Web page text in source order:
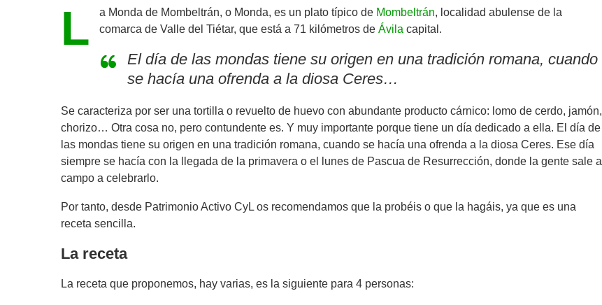
L a Monda de Mombeltrán, o Monda, es un plato típico de Mombeltrán, localidad abulense de la
comarca de Valle del Tiétar, que está a 71 kilómetros de Ávila capital.
El día de las mondas tiene su origen en una tradición romana, cuando
se hacía una ofrenda a la diosa Ceres…
Se caracteriza por ser una tortilla o revuelto de huevo con abundante producto cárnico: lomo de cerdo, jamón,
chorizo… Otra cosa no, pero contundente es. Y muy importante porque tiene un día dedicado a ella. El día de
las mondas tiene su origen en una tradición romana, cuando se hacía una ofrenda a la diosa Ceres. Ese día
siempre se hacía con la llegada de la primavera o el lunes de Pascua de Resurrección, donde la gente sale al
campo a celebrarlo.
Por tanto, desde Patrimonio Activo CyL os recomendamos que la probéis o que la hagáis, ya que es una
receta sencilla.
La receta
La receta que proponemos, hay varias, es la siguiente para 4 personas: